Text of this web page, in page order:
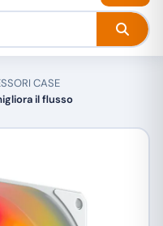
CASE
il flusso